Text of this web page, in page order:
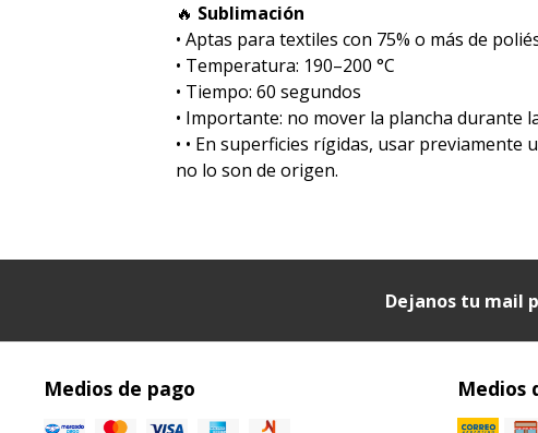
🔥 Sublimación
•⁠ ⁠Aptas para textiles con 75% o más de
•⁠ ⁠Temperatura: 190–200 °C
•⁠ ⁠Tiempo: 60 segundos
•⁠ ⁠Importante: no mover la plancha durante
•⁠ ⁠• En superficies rígidas, usar previamente
no lo son de origen.
Dejanos tu mail
Medios de pago Medios